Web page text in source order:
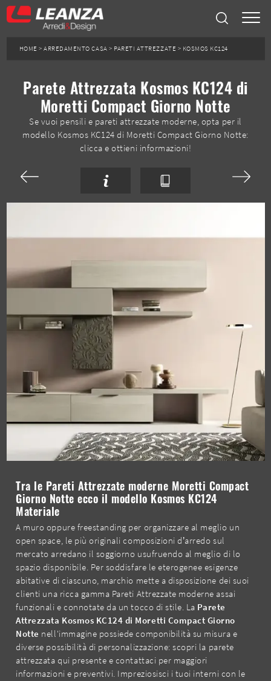
HOME >ARREDAMENTO CASA > PARETI ATTREZZATE > KOSMOS KC124
Parete Attrezzata Kosmos KC124 di
Moretti Compact Giorno Notte
Se vuoi pensili e pareti attrezzate moderne, opta per il
modello Kosmos KC124 di Moretti Compact Giorno Notte:
clicca e ottieni informazioni!
Tra le Pareti Attrezzate moderne Moretti Compact
Giorno Notte ecco il modello Kosmos KC124
Materiale
A muro oppure freestanding per organizzare al meglio un
open space, le più originali composizioni d’arredo sul
mercato arredano il soggiorno usufruendo al meglio di lo
spazio disponibile. Per soddisfare le eterogenee esigenze
abitative di ciascuno, marchio mette a disposizione dei suoi
clienti una ricca gamma Pareti Attrezzate moderne assai
funzionali e connotate da un tocco di stile. La Parete
Attrezzata Kosmos KC124 di Moretti Compact Giorno
Notte nell'immagine possiede componibilità su misura e
diverse possibilità di personalizzazione: scopri la parete
attrezzata qui presente e contattaci per maggiori
informazioni e preventivi. Impreziosisci i tuoi interni con le